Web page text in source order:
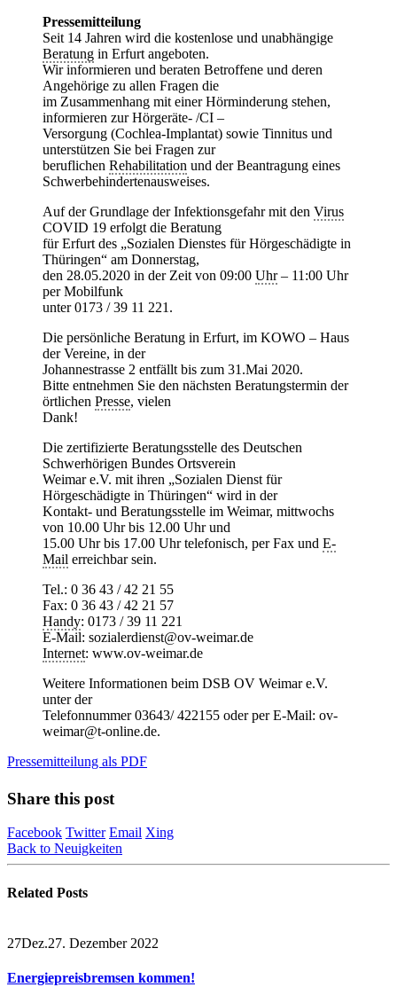
Pressemitteilung
Seit 14 Jahren wird die kostenlose und unabhängige
Beratung in Erfurt angeboten.
Wir informieren und beraten Betroffene und deren
Angehörige zu allen Fragen die
im Zusammenhang mit einer Hörminderung stehen,
informieren zur Hörgeräte- /CI –
Versorgung (Cochlea-Implantat) sowie Tinnitus und
unterstützen Sie bei Fragen zur
beruflichen Rehabilitation und der Beantragung eines
Schwerbehindertenausweises.
Auf der Grundlage der Infektionsgefahr mit den Virus
COVID 19 erfolgt die Beratung
für Erfurt des „Sozialen Dienstes für Hörgeschädigte in
Thüringen“ am Donnerstag,
den 28.05.2020 in der Zeit von 09:00 Uhr– 11:00 Uhr
per Mobilfunk
unter 0173 / 39 11 221.
Die persönliche Beratung in Erfurt, im KOWO – Haus
der Vereine, in der
Johannestrasse 2 entfällt bis zum 31.Mai 2020.
Bitte entnehmen Sie den nächsten Beratungstermin der
örtlichen Presse, vielen
Dank!
Die zertifizierte Beratungsstelle des Deutschen
Schwerhörigen Bundes Ortsverein
Weimar e.V. mit ihren „Sozialen Dienst für
Hörgeschädigte in Thüringen“ wird in der
Kontakt- und Beratungsstelle im Weimar, mittwochs
von 10.00 Uhr bis 12.00 Uhr und
15.00 Uhr bis 17.00 Uhr telefonisch, per Fax und E-
Mail erreichbar sein.
Tel.: 0 36 43 / 42 21 55
Fax: 0 36 43 / 42 21 57
Handy: 0173 / 39 11 221
E-Mail: sozialerdienst@ov-weimar.de
Internet: www.ov-weimar.de
Weitere Informationen beim DSB OV Weimar e.V.
unter der
Telefonnummer 03643/ 422155 oder per E-Mail: ov-
weimar@t-online.de.
Pressemitteilung als PDF
Share this post
Facebook Twitter Email Xing
Back to Neuigkeiten
Related Posts
27Dez.27. Dezember 2022
Energiepreisbremsen kommen!